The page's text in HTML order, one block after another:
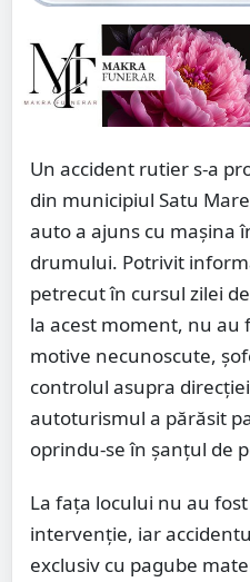
Un accident rutier s-a
din municipiul Satu
auto a ajuns cu mașina
drumului. Potrivit
petrecut în cursul zilei
la acest moment, nu au
motive necunoscute,
controlul asupra
autoturismul a părăsit
oprindu-se în șanțul de
La fața locului nu au
intervenție, iar
exclusiv cu pagube